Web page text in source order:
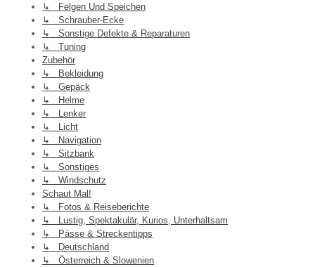
↳ Felgen Und Speichen
↳ Schrauber-Ecke
↳ Sonstige Defekte & Reparaturen
↳ Tuning
Zubehör
↳ Bekleidung
↳ Gepäck
↳ Helme
↳ Lenker
↳ Licht
↳ Navigation
↳ Sitzbank
↳ Sonstiges
↳ Windschutz
Schaut Mal!
↳ Fotos & Reiseberichte
↳ Lustig, Spektakulär, Kurios, Unterhaltsam
↳ Pässe & Streckentipps
↳ Deutschland
↳ Österreich & Slowenien